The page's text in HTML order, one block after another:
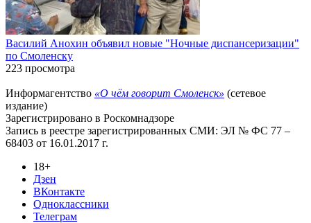
Василий Анохин объявил новые "Ночные диспансеризации"
по Смоленску
223 просмотра
Информагентство «О чём говорит Смоленск» (сетевое
издание)
Зарегистрировано в Роскомнадзоре
Запись в реестре зарегистрированных СМИ: ЭЛ № ФС 77 –
68403 от 16.01.2017 г.
18+
Дзен
ВКонтакте
Одноклассники
Телеграм